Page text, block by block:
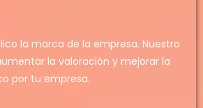
la marca de la empresa. Nuestro
la valoración y mejorar la
por tu empresa.